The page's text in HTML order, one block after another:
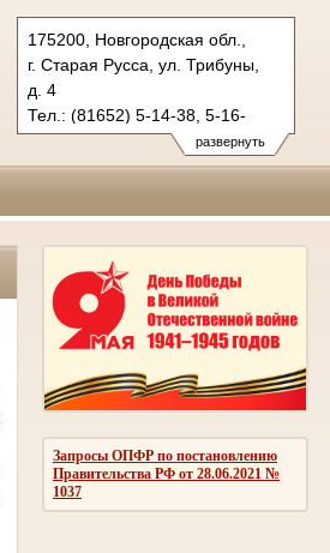
развернуть
175200, Новгородская обл.,
г. Старая Русса, ул. Трибуны,
д. 4
Тел.: (81652) 5-14-38, 5-16-
91 (ф.)
starorussky.nvg@sudrf.ru
Запросы ОПФР по постановлению
Правительства РФ от 28.06.2021 №
1037